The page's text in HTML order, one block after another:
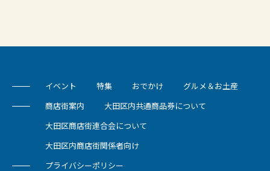
イベント 特集 おでかけ グルメ＆お土産
商店街案内 大田区内共通商品券について
大田区商店街連合会について
大田区内商店街関係者向け
プライバシーポリシー